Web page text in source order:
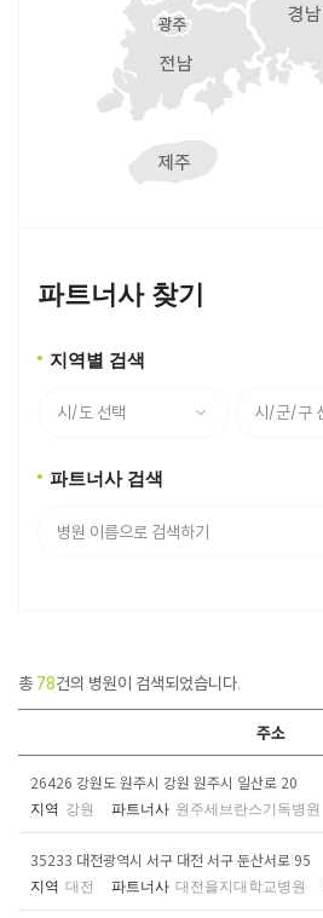
파트너사 찾기
지역별 검색
파트너사 검색
총 78건의 병원이 검색되었습니다.
주소
26426 강원도 원주시 강원 원주시 일산로 20
지역 강원 파트너사 원주세브란스기독병원
35233 대전광역시 서구 대전 서구 둔산서로 95
지역 대전 파트너사 대전을지대학교병원